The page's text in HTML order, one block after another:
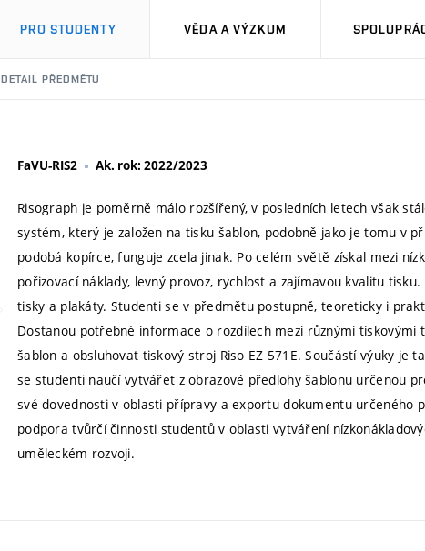
PRO STUDENTY VĚDA A VÝZKUM
DETAIL PŘEDMĚTU
FaVU-RIS2 Ak. rok: 2022/2023
Risograph je poměrně málo rozšířený, v posledních letech však
systém, který je založen na tisku šablon, podobně jako je tomu v
podobá kopírce, funguje zcela jinak. Po celém světě získal mezi
pořizovací náklady, levný provoz, rychlost a zajímavou kvalitu
tisky a plakáty. Studenti se v předmětu postupně, teoreticky i
Dostanou potřebné informace o rozdílech mezi různými
šablon a obsluhovat tiskový stroj Riso EZ 571E. Součástí výuky je
se studenti naučí vytvářet z obrazové předlohy šablonu určenou
své dovednosti v oblasti přípravy a exportu dokumentu určeného
podpora tvůrčí činnosti studentů v oblasti vytváření
uměleckém rozvoji.